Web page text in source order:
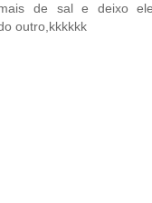
de sal e deixo
outro,kkkkkk